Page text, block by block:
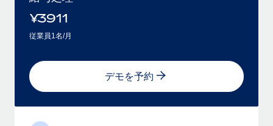
¥3911
従業員1名/月
デモを予約